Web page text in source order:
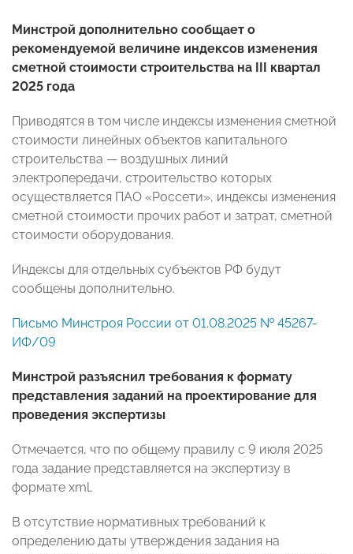
Минстрой дополнительно сообщает о
рекомендуемой величине индексов изменения
сметной стоимости строительства на III квартал
2025 года
Приводятся в том числе индексы изменения сметной
стоимости линейных объектов капитального
строительства — воздушных линий
электропередачи, строительство которых
осуществляется ПАО «Россети», индексы изменения
сметной стоимости прочих работ и затрат, сметной
стоимости оборудования.
Индексы для отдельных субъектов РФ будут
сообщены дополнительно.
Письмо Минстроя России от 01.08.2025 № 45267-
ИФ/09
Минстрой разъяснил требования к формату
представления заданий на проектирование для
проведения экспертизы
Отмечается, что по общему правилу с 9 июля 2025
года задание представляется на экспертизу в
формате xml.
В отсутствие нормативных требований к
определению даты утверждения задания на